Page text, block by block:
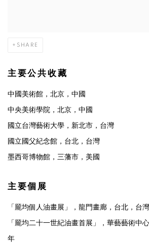
SHARE
主要公共收藏
中國美術館，北京，中國
中央美術學院，北京，中國
國立台灣藝術大學，新北市，台灣
國立國父紀念館，台北，台灣
墨西哥博物館，三藩市，美國
主要個展
「龎均個人油畫展」，龍門畫廊，台北，台
「龎均二十一世紀油畫首展」，華藝藝術中
年